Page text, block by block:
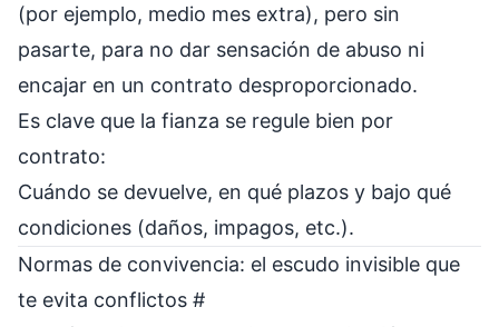
(por ejemplo, medio mes extra), pero sin
pasarte, para no dar sensación de abuso ni
encajar en un contrato desproporcionado.
Es clave que la fianza se regule bien por
contrato:
Cuándo se devuelve, en qué plazos y bajo qué
condiciones (daños, impagos, etc.).
Normas de convivencia: el escudo invisible que
te evita conflictos #